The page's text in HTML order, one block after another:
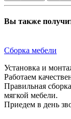
Вы также
Сборка мебели
Установка и
Работаем
Правильная
мягкой мебели.
Приедем в день